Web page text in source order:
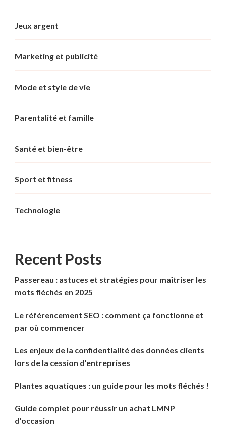
Jeux argent
Marketing et publicité
Mode et style de vie
Parentalité et famille
Santé et bien-être
Sport et fitness
Technologie
Recent Posts
Passereau : astuces et stratégies pour maîtriser les
mots fléchés en 2025
Le référencement SEO : comment ça fonctionne et
par où commencer
Les enjeux de la confidentialité des données clients
lors de la cession d’entreprises
Plantes aquatiques : un guide pour les mots fléchés !
Guide complet pour réussir un achat LMNP
d’occasion